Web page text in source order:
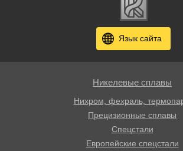
Язык сайта
Никелевые сплавы
Нихром, фехраль,
Прецизионные сплавы
Спецстали
Европейские спецстали